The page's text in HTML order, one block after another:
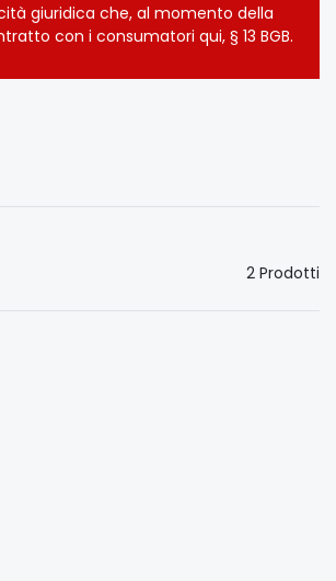
giuridica che, al momento della
con i consumatori qui, § 13 BGB.
2 Prodotti